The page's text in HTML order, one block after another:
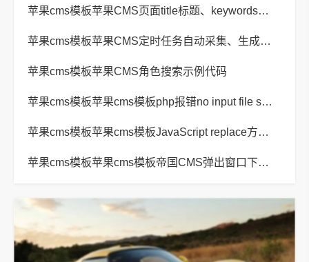
苹果cms模板苹果CMS页面title标题、keywords关键词、description描述SEO优化
苹果cms模板苹果CMS定时任务自动采集、生成、推送
苹果cms模板苹果CMS角色搜索示例代码
苹果cms模板苹果cms模板php报错no input file specified解决方法
苹果cms模板苹果cms模板JavaScript replace方法替换字符串空格方法
苹果cms模板苹果cms模板帝国CMS弹出窗口下载方式改为点击链接直接下载教程